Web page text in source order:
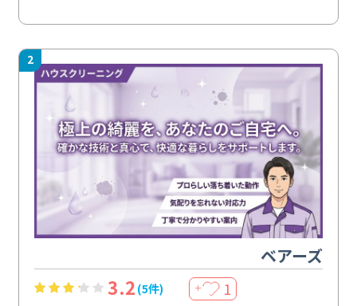
2
ベアーズ
3.2 (5件) ＋ 1